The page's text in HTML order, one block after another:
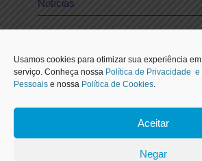
Usamos cookies para otimizar sua experiência
serviço. Conheça nossa Política de Privacidade
Pessoais e nossa Política de Cookies.
Aceitar
Negar
Notícias